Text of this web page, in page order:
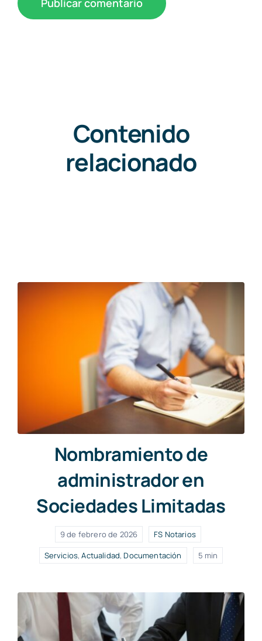
Contenido
relacionado
Nombramiento de
administrador en
Sociedades Limitadas
9 de febrero de 2026
FS Notarios
Servicios,Actualidad,Documentación 5 min